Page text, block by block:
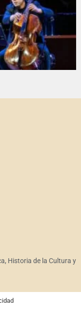
Historia de la Cultura y